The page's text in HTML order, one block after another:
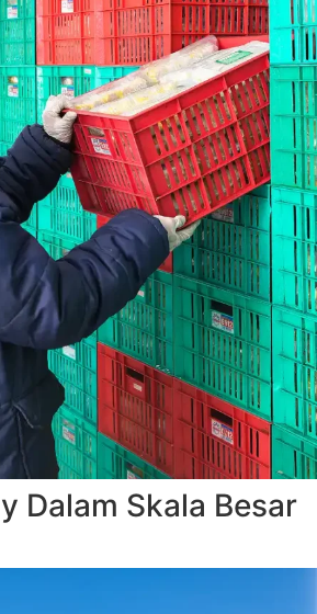
Dalam Skala Besar